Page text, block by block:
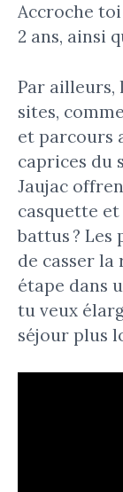
Accroche
2 ans, ainsi
Par ailleurs,
sites,
et parcours
caprices du
Jaujac
casquette
battus ?
de casser
étape dans
tu veux
séjour plus